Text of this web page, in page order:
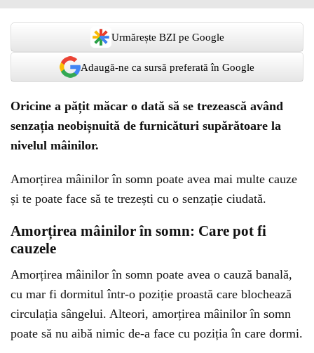
Urmărește BZI pe Google
Adaugă-ne ca sursă preferată în Google
Oricine a pățit măcar o dată să se trezească având
senzația neobișnuită de furnicături supărătoare la
nivelul mâinilor.
Amorțirea mâinilor în somn poate avea mai multe cauze
și te poate face să te trezești cu o senzație ciudată.
Amorțirea mâinilor în somn: Care pot fi
cauzele
Amorțirea mâinilor în somn poate avea o cauză banală,
cu mar fi dormitul într-o poziție proastă care blochează
circulația sângelui. Alteori, amorțirea mâinilor în somn
poate să nu aibă nimic de-a face cu poziția în care dormi.